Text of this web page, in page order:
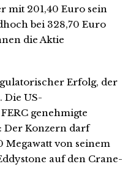
mit 201,40 Euro sein
bei 328,70 Euro
die Aktie
Erfolg, der
Die US-
genehmigte
Der Konzern darf
Megawatt von seinem
auf den Crane-